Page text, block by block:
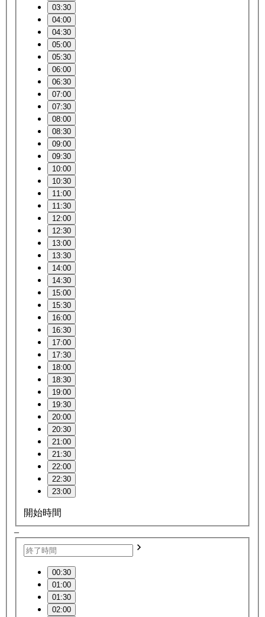
03:30
04:00
04:30
05:00
05:30
06:00
06:30
07:00
07:30
08:00
08:30
09:00
09:30
10:00
10:30
11:00
11:30
12:00
12:30
13:00
13:30
14:00
14:30
15:00
15:30
16:00
16:30
17:00
17:30
18:00
18:30
19:00
19:30
20:00
20:30
21:00
21:30
22:00
22:30
23:00
開始時間
–
00:30
01:00
01:30
02:00